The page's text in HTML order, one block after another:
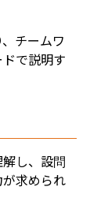
チームワ
で説明す
し、設問
求められ